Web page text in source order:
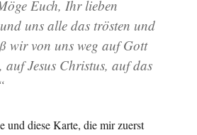
Euch, Ihr lieben
uns alle das trösten und
wir von uns weg auf Gott
auf Jesus Christus, auf das
und diese Karte, die mir zuerst